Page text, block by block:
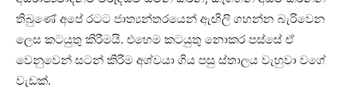
තිබුණේ අපේ රටට ජාත්‍යන්තරයෙන් ඇඟිලි ගහන්න බැරිවෙන
ලෙස කටයුතු කිරීමයි. එහෙම කටයුතු නොකර පස්සේ ඒ
වෙනුවෙන් සටන් කිරීම අශ්වයා ගිය පසු ස්තාලය වැහුවා වගේ
වැඩක්.